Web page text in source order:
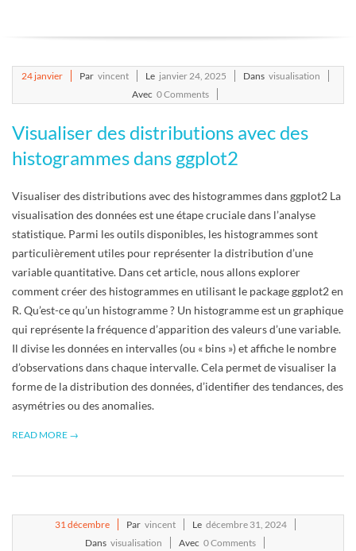
T
S
C
R
I
P
T
S
R
2025-
24janvier Par vincent Le janvier 24, 2025 Dans visualisation
Avec 0 Comments
Visualiser des distributions avec des
histogrammes dans ggplot2
Visualiser des distributions avec des histogrammes dans ggplot2 La
visualisation des données est une étape cruciale dans l’analyse
statistique. Parmi les outils disponibles, les histogrammes sont
particulièrement utiles pour représenter la distribution d’une
variable quantitative. Dans cet article, nous allons explorer
comment créer des histogrammes en utilisant le package ggplot2 en
R. Qu’est-ce qu’un histogramme ? Un histogramme est un graphique
qui représente la fréquence d’apparition des valeurs d’une variable.
Il divise les données en intervalles (ou « bins ») et affiche le nombre
d’observations dans chaque intervalle. Cela permet de visualiser la
forme de la distribution des données, d’identifier des tendances, des
asymétries ou des anomalies.
READ MORE →
31décembre Par vincent Le décembre 31, 2024
Dans visualisation Avec 0 Comments